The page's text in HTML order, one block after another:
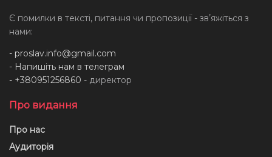
Є помилки в тексті, питання чи пропозиції - звʼяжіться з
нами:
- proslav.info@gmail.com
- Напишіть нам в телеграм
- +380951256860 - директор
Про видання
Про нас
Аудиторія